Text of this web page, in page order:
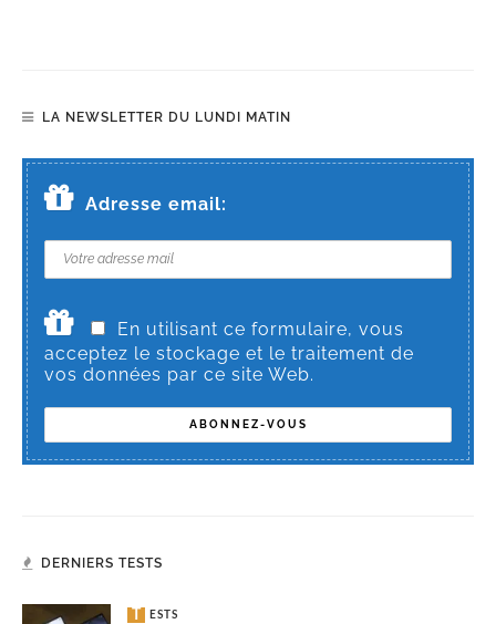
LA NEWSLETTER DU LUNDI MATIN
Adresse email:
En utilisant ce formulaire, vous
acceptez le stockage et le traitement de
vos données par ce site Web.
DERNIERS TESTS
TESTS